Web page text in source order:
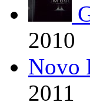
2010
Novo
2011